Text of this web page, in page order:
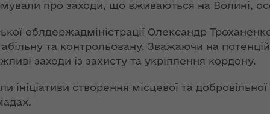
адміністративно-
територіальний
устрій Волині: які
новостворені
районні державні
про заходи, що вживаються на Волині,
облдержадміністрації Олександр
та контрольовану. Зважаючи на
заходи із захисту та укріплення кордону.
ініціативи створення місцевої та